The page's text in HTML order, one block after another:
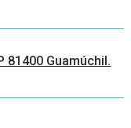
81400 Guamúchil.